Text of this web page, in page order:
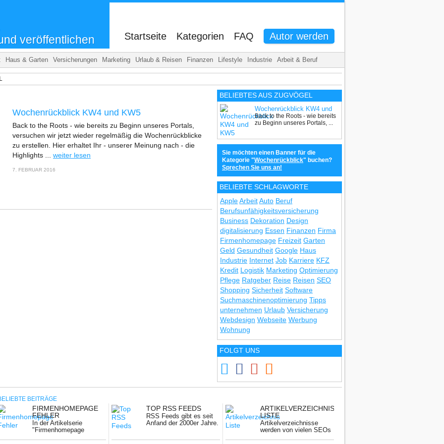
veröffentlichen Startseite Kategorien FAQ Autor werden
Haus & Garten Versicherungen Marketing Urlaub & Reisen Finanzen Lifestyle Industrie Arbeit & Beruf
Wochenrückblick KW4 und KW5
Back to the Roots - wie bereits zu Beginn unseres Portals,
versuchen wir jetzt wieder regelmäßig die Wochenrückblicke
zu erstellen. Hier erhaltet Ihr - unserer Meinung nach - die
Highlights ... weiter lesen
7. FEBRUAR 2016
BELIEBTES AUS ZUGVÖGEL
Wochenrückblick KW4 und
KW5
Back to the Roots - wie bereits
zu Beginn unseres Portals, ...
Sie möchten einen Banner für die
Kategorie "Wochenrückblick" buchen?
Sprechen Sie uns an!
BELIEBTE SCHLAGWORTE
AppleArbeitAuto Beruf
Berufsunfähigkeitsversicherung
Business Dekoration Design
digitalisierung Essen Finanzen Firma
Firmenhomepage Freizeit Garten
Geld Gesundheit Google Haus
Industrie Internet Job Karriere KFZ
Kredit Logistik Marketing Optimierung
Pflege Ratgeber Reise Reisen SEO
Shopping Sicherheit Software
Suchmaschinenoptimierung Tipps
unternehmen Urlaub Versicherung
Webdesign Webseite Werbung
Wohnung
FOLGT UNS
BEITRÄGE
FIRMENHOMEPAGE
FEHLER
In der Artikelserie
"Firmenhomepage
TOP RSS FEEDS
RSS Feeds gibt es seit
Anfand der 2000er Jahre.
ARTIKELVERZEICHNIS
LISTE
Artikelverzeichnisse
werden von vielen SEOs